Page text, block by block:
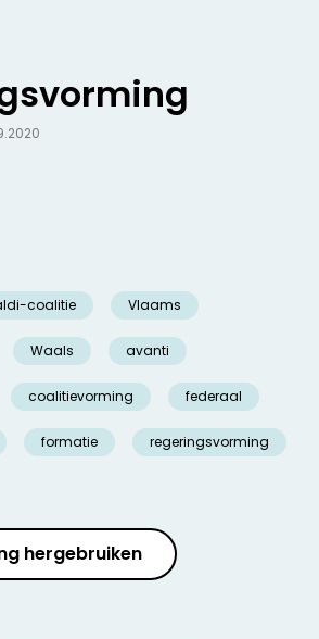
coalitie Vlaams
Waals avanti
coalitievorming federaal
formatie regeringsvorming
hergebruiken